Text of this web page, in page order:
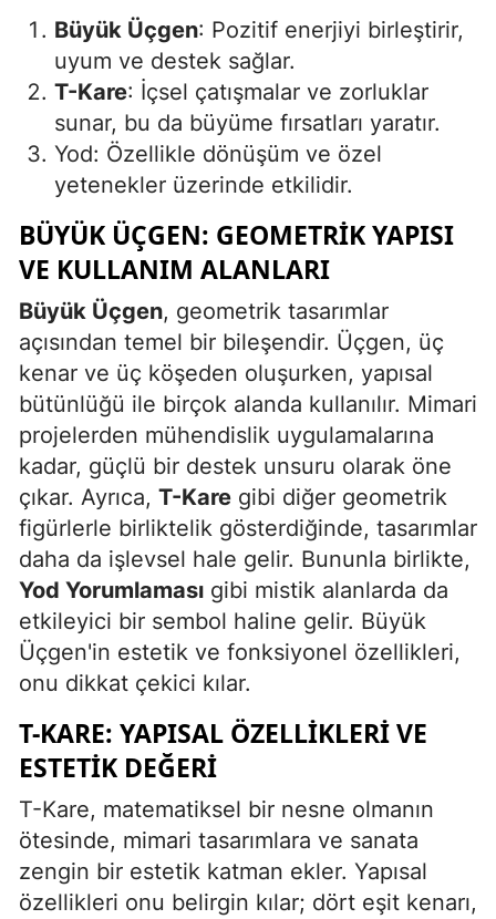
Hatay
Mersin
İstanbul
Kars
Kastamonu
Kayseri
Kırklareli
Kırşehir
Kocaeli
Konya
Kütahya
Malatya
Kahramanmaraş
Muğla
Muş
Nevşehir
Büyük Üçgen: Pozitif enerjiyi birleştirir,
uyum ve destek sağlar.
T-Kare: İçsel çatışmalar ve zorluklar
sunar, bu da büyüme fırsatları yaratır.
Yod: Özellikle dönüşüm ve özel
yetenekler üzerinde etkilidir.
BÜYÜK ÜÇGEN: GEOMETRIK YAPISI
VE KULLANIM ALANLARI
Büyük Üçgen, geometrik tasarımlar
açısından temel bir bileşendir. Üçgen, üç
kenar ve üç köşeden oluşurken, yapısal
bütünlüğü ile birçok alanda kullanılır. Mimari
projelerden mühendislik uygulamalarına
kadar, güçlü bir destek unsuru olarak öne
çıkar. Ayrıca, T-Kare gibi diğer geometrik
figürlerle birliktelik gösterdiğinde, tasarımlar
daha da işlevsel hale gelir. Bununla birlikte,
Yod Yorumlaması gibi mistik alanlarda da
etkileyici bir sembol haline gelir. Büyük
Üçgen'in estetik ve fonksiyonel özellikleri,
onu dikkat çekici kılar.
T-KARE: YAPISAL ÖZELLIKLERI VE
ESTETIK DEĞERI
T-Kare, matematiksel bir nesne olmanın
ötesinde, mimari tasarımlara ve sanata
zengin bir estetik katman ekler. Yapısal
özellikleri onu belirgin kılar; dört eşit kenarı,